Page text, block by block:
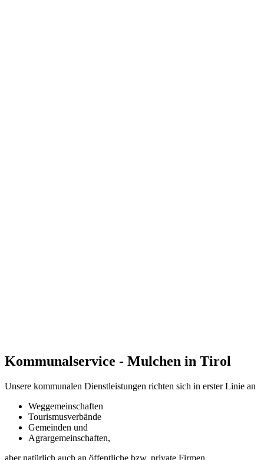
Kommunalservice - Mulchen in Tirol
Unsere kommunalen Dienstleistungen richten sich in erster Linie an
Weggemeinschaften
Tourismusverbände
Gemeinden und
Agrargemeinschaften,
aber natürlich auch an öffentliche bzw. private Firmen.